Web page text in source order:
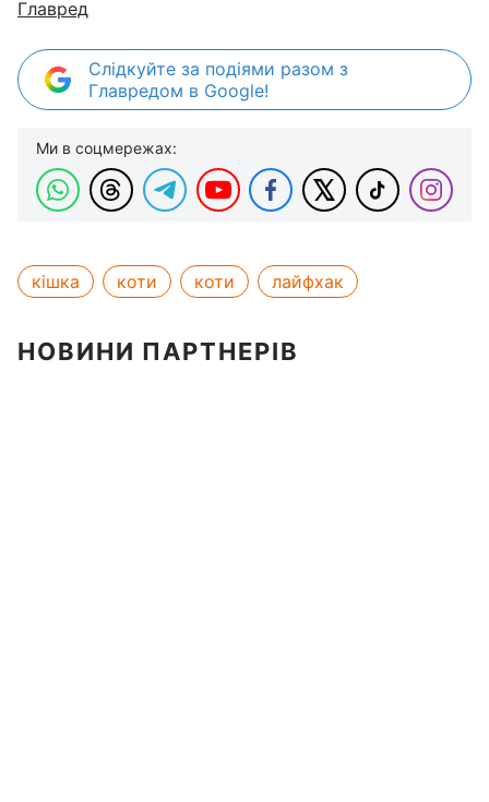
Главред
Слідкуйте за подіями разом з
Главредом в Google!
Ми в соцмережах:
кішка коти коти лайфхак
НОВИНИ ПАРТНЕРІВ